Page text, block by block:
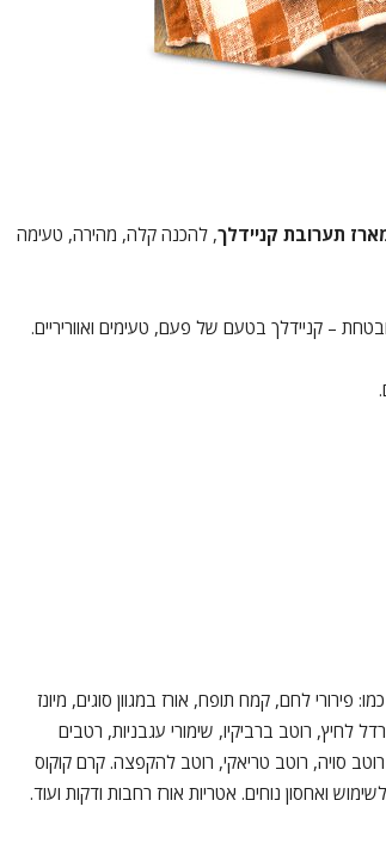
תערובת קניידלך, להכנה קלה, מהירה, טעימה
– קניידלך בטעם של פעם, טעימים ואווריריים.
לחם, קמח תופח, אורז במגוון סוגים, מיונז
לחיץ, רוטב ברביקיו, שימורי עגבניות, רטבים
רוטב צ'ילי איכותי במיוחד המכיל 25% צ'ילי, רוטב סויה, רוטב טריאקי, רוטב להקפצה. קרם קוקוס
ואחסון נוחים. אטריות אורז רחבות ודקות ועוד.